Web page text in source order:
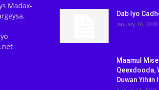
Madax-
Dab Iyo
January 18, 2018
Maamul
Qeexdooda,
Duwan Yihiin